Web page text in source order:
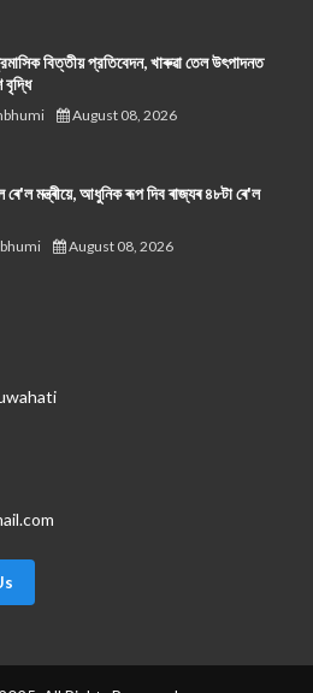
বিত্তীয় প্রতিবেদন, খাৰুৱা তেল উৎপাদনত
বৃদ্ধি
August 08, 2026
মন্ত্ৰীয়ে, আধুনিক ৰূপ দিব ৰাজ্যৰ ৪৮টা ৰে'ল
August 08, 2026